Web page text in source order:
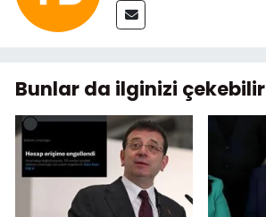
Bunlar da ilginizi çekebilir